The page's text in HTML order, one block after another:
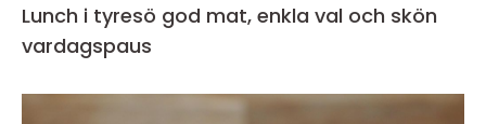
Lunch i tyresö god mat, enkla val och skön
vardagspaus